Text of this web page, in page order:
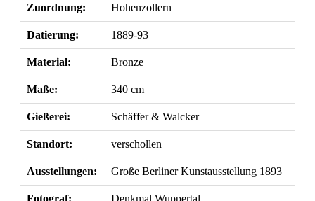
Zuordnung: Hohenzollern
Datierung: 1889-93
Material: Bronze
Maße: 340 cm
Gießerei: Schäffer & Walcker
Standort: verschollen
Ausstellungen: Große Berliner Kunstausstellung 1893
Fotograf: Denkmal Wuppertal